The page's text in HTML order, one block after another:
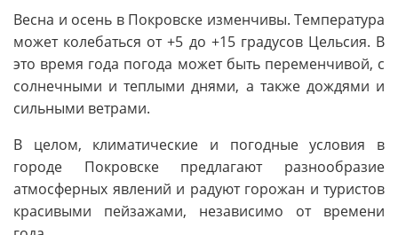
Весна и осень в Покровске изменчивы. Температура
может колебаться от +5 до +15 градусов Цельсия. В
это время года погода может быть переменчивой, с
солнечными и теплыми днями, а также дождями и
сильными ветрами.
В целом, климатические и погодные условия в
городе Покровске предлагают разнообразие
атмосферных явлений и радуют горожан и туристов
красивыми пейзажами, независимо от времени